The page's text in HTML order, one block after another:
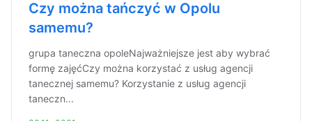
Czy można tańczyć w Opolu
samemu?
grupa taneczna opoleNajważniejsze jest aby wybrać
formę zajęćCzy można korzystać z usług agencji
tanecznej samemu? Korzystanie z usług agencji
taneczn...